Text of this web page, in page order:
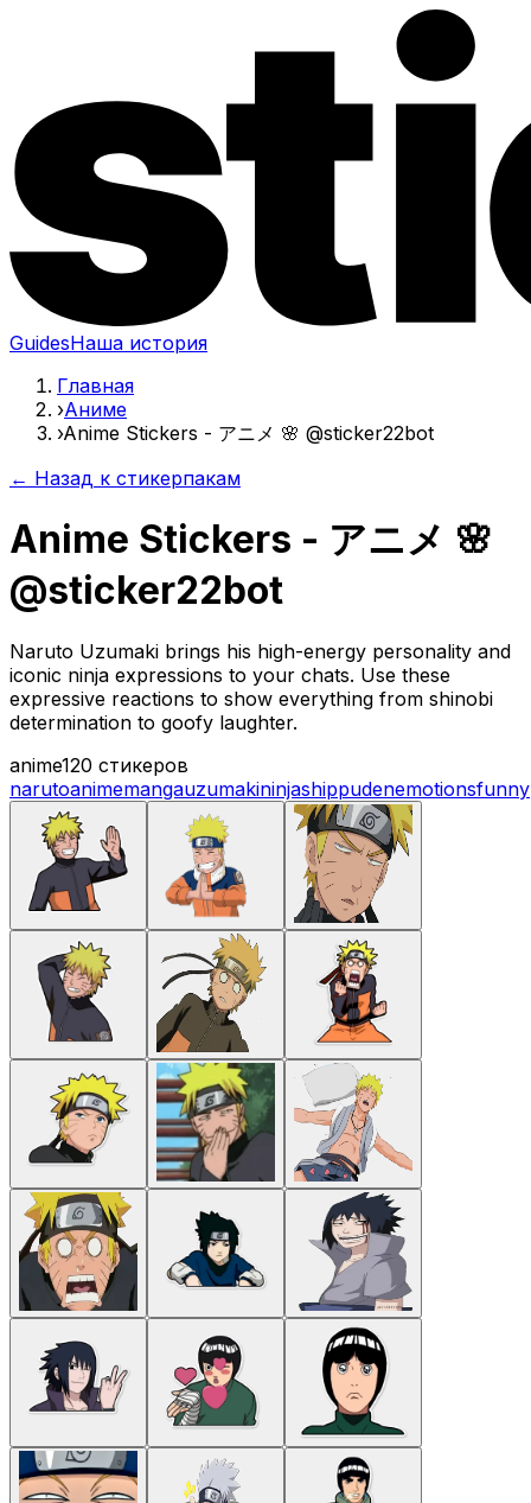
GuidesНаша история
Главная
›Аниме
›Anime Stickers - アニメ 🌸 @sticker22bot
← Назад к стикерпакам
Anime Stickers - アニメ 🌸
@sticker22bot
Naruto Uzumaki brings his high-energy personality and
iconic ninja expressions to your chats. Use these
expressive reactions to show everything from shinobi
determination to goofy laughter.
anime120 стикеров
narutoanimemangauzumakininjashippudenemotionsfunny